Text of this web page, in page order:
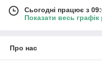
Сьогодні працює з
Показати весь графік
Про нас